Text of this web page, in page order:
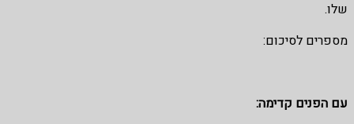
שלו.
מספרים לסיכום:
עם הפנים קדימה: